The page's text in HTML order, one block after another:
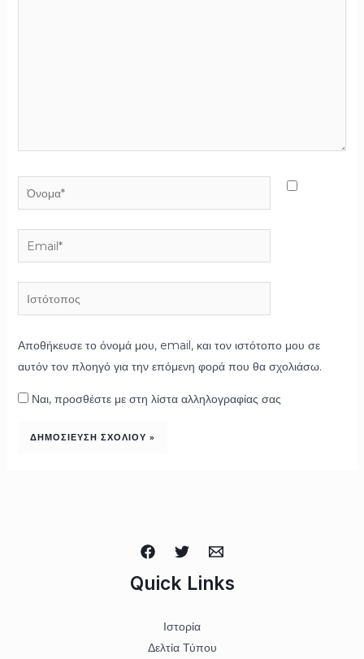
Όνομα*
Email*
Ιστότοπος
Αποθήκευσε το όνομά μου, email, και τον ιστότοπο μου σε
αυτόν τον πλοηγό για την επόμενη φορά που θα σχολιάσω.
Ναι, προσθέστε με στη λίστα αλληλογραφίας σας
Quick Links
Ιστορία
Δελτία Τύπου